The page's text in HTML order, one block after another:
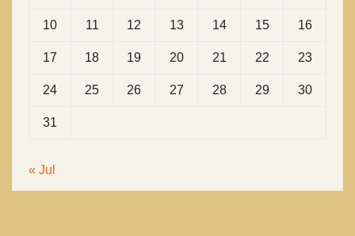
10 11 12 13 14 15 16
17 18 19 20 21 22 23
24 25 26 27 28 29 30
31
« Jul